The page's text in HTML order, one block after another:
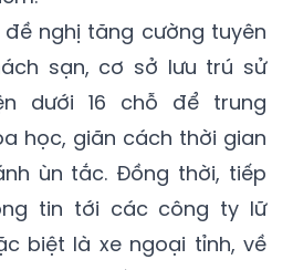
dừng, đỗ sai quy định và
đề nghị tăng cường tuyên
sạn, cơ sở lưu trú sử
dưới 16 chỗ để trung
học, giãn cách thời gian
ùn tắc. Đồng thời, tiếp